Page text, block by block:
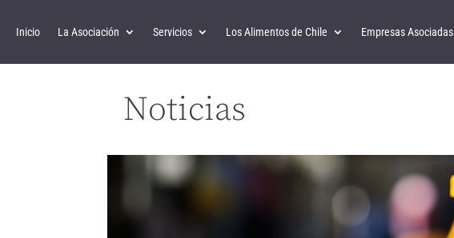
Inicio La Asociación Servicios Los Alimentos de Chile Empresas Asociadas
Noticias